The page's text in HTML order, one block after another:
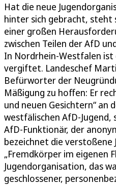
Hat die neue
hinter sich gebracht, steht
einer großen
zwischen Teilen der AfD
In Nordrhein-Westfalen ist
vergiftet. Landeschef
Befürworter der
Mäßigung zu hoffen: Er
und neuen Gesichtern“ an
westfälischen AfD-Jugend,
AfD-Funktionär, der
bezeichnet die verstoßene
„Fremdkörper im eigenen
Jugendorganisation, das
geschlossener,